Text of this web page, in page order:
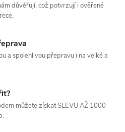
důvěřují, což potvrzují i ověřené
a spolehlivou přepravu i na velké a
můžete získat SLEVU AŽ 1000